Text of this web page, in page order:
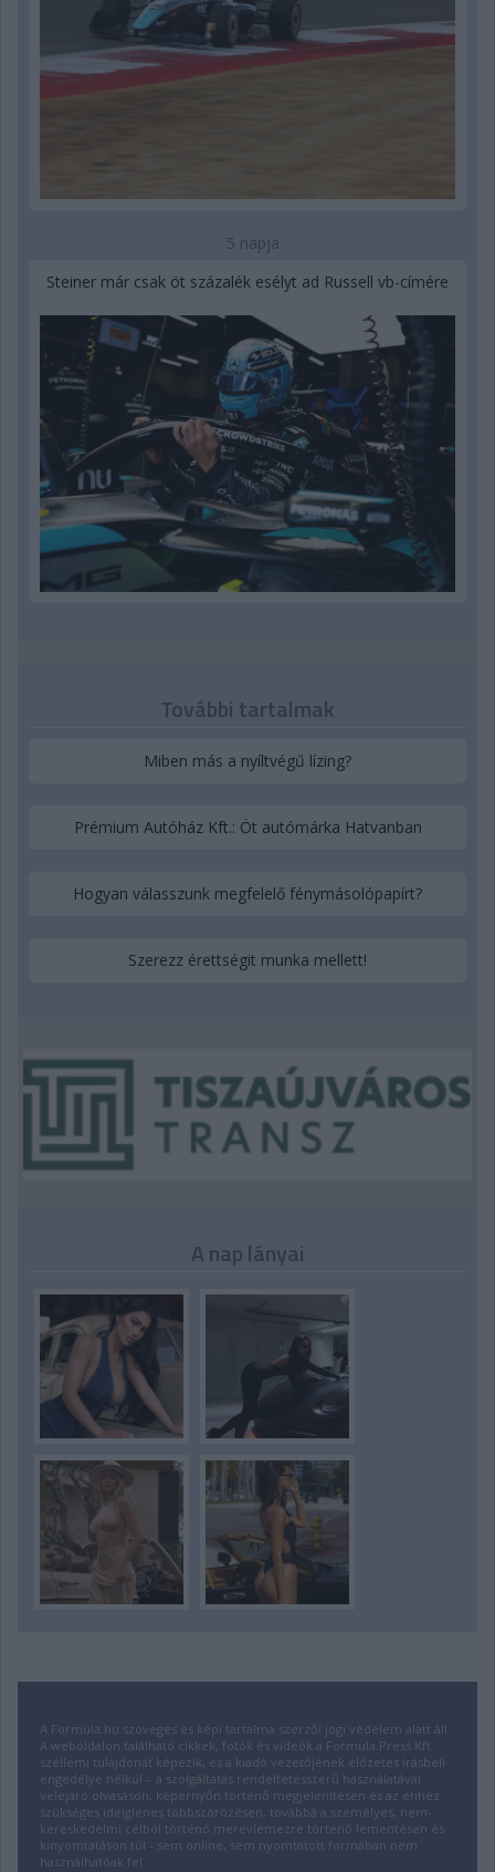
5 napja
Steiner már csak öt százalék esélyt ad Russell vb-címére
További tartalmak
Miben más a nyíltvégű lízing?
Prémium Autóház Kft.: Öt autómárka Hatvanban
Hogyan válasszunk megfelelő fénymásolópapírt?
Szerezz érettségit munka mellett!
A nap lányai
A Formula.hu szöveges és képi tartalma szerzői jogi védelem alatt áll.
A weboldalon található cikkek, fotók és videók a Formula Press Kft.
szellemi tulajdonát képezik, és a kiadó vezetőjének előzetes írásbeli
engedélye nélkül – a szolgáltatás rendeltetésszerű használatával
velejáró olvasáson, képernyőn történő megjelenítésen és az ehhez
szükséges ideiglenes többszörözésen, továbbá a személyes, nem-
kereskedelmi célból történő merevlemezre történő lementésen és
kinyomtatáson túl - sem online, sem nyomtatott formában nem
használhatóak fel.